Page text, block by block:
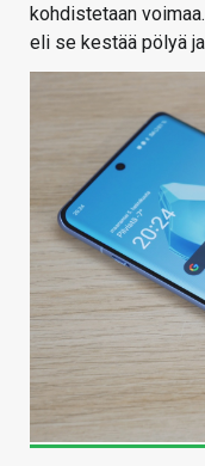
kohdistetaan
eli se kestää pölyä